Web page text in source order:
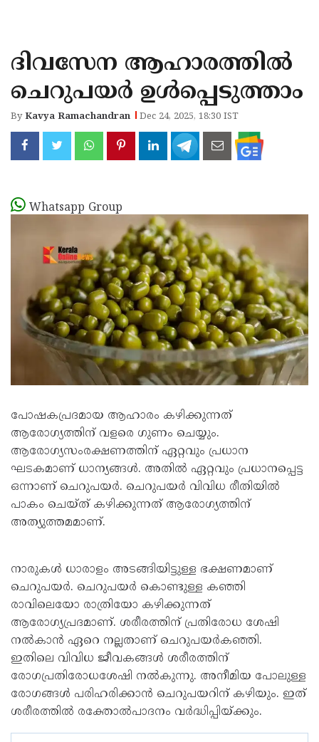
KANNUR
KASARAGOD
ദിവസേന ആഹാരത്തിൽ
ചെറുപയർ ഉൾപ്പെടുത്താം
ByKavya Ramachandran Dec 24, 2025, 18:30 IST
Whatsapp Group
പോഷകപ്രദമായ ആഹാരം കഴിക്കുന്നത്
ആരോഗ്യത്തിന് വളരെ ഗുണം ചെയ്യും.
ആരോഗ്യസംരക്ഷണത്തിന് ഏറ്റവും പ്രധാന
ഘടകമാണ് ധാന്യങ്ങള്‍. അതില്‍ ഏറ്റവും പ്രധാനപ്പെട്ട
ഒന്നാണ് ചെറുപയര്‍. ചെറുപയർ വിവിധ രീതിയില്‍
പാകം ചെയ്ത് കഴിക്കുന്നത് ആരോഗ്യത്തിന്
അത്യുത്തമമാണ്.
നാരുകള്‍ ധാരാളം അടങ്ങിയിട്ടുള്ള ഭക്ഷണമാണ്
ചെറുപയര്‍. ചെറുപയര്‍ കൊണ്ടുള്ള കഞ്ഞി
രാവിലെയോ രാത്രിയോ കഴിക്കുന്നത്
ആരോഗ്യപ്രദമാണ്. ശരീരത്തിന് പ്രതിരോധ ശേഷി
നൽകാൻ ഏറെ നല്ലതാണ് ചെറുപയര്‍കഞ്ഞി.
ഇതിലെ വിവിധ ജീവകങ്ങള്‍ ശരീരത്തിന്
രോഗപ്രതിരോധശേഷി നല്‍കുന്നു. അനീമിയ പോലുള്ള
രോഗങ്ങള്‍ പരിഹരിക്കാൻ ചെറുപയറിന് കഴിയും. ഇത്
ശരീരത്തില്‍ രക്തോല്‍പാദനം വര്‍ദ്ധിപ്പിയ്ക്കും.